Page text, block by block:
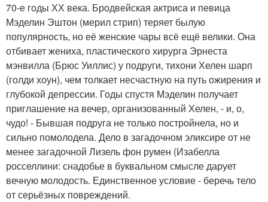
70-е годы ХХ века. Бродвейская актриса и певица
Мэделин Эштон (мерил стрип) теряет былую
популярность, но её женские чары всё ещё велики. Она
отбивает жениха, пластического хирурга Эрнеста
мэнвилла (Брюс Уиллис) у подруги, тихони Хелен шарп
(голди хоун), чем толкает несчастную на путь ожирения и
глубокой депрессии. Годы спустя Мэделин получает
приглашение на вечер, организованный Хелен, - и, о,
чудо! - Бывшая подруга не только постройнела, но и
сильно помолодела. Дело в загадочном эликсире от не
менее загадочной Лизель фон румен (Изабелла
росселлини: снадобье в буквальном смысле дарует
вечную молодость. Единственное условие - беречь тело
от серьёзных повреждений.